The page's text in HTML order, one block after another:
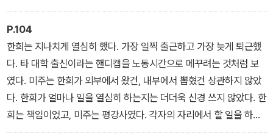
했던 기간이 너무 짧았다는 걸 지적하는 사람은 없었다.
P.104
한희는 지나치게 열심히 했다. 가장 일찍 출근하고 가장 늦게 퇴근했
다. 타 대학 출신이라는 핸디캡을 노동시간으로 메꾸려는 것처럼 보
였다. 미주는 한희가 외부에서 왔건, 내부에서 뽑혔건 상관하지 않았
다. 한희가 얼마나 일을 열심히 하는지는 더더욱 신경 쓰지 않았다. 한
희는 책임이었고, 미주는 평강사였다. 각자의 자리에서 할 일을 하면
그만이었다.